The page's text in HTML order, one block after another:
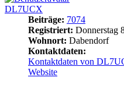
DL7UCX
Beiträge: 7074
Registriert: Donnerstag
Wohnort: Dabendorf
Kontaktdaten:
Kontaktdaten von
Website